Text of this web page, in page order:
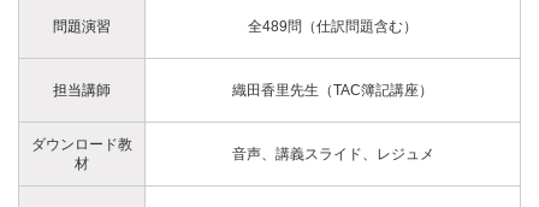
問題演習 全489問（仕訳問題含む）
担当講師 織田香里先生（TAC簿記講座）
ダウンロード教
材
音声、講義スライド、レジュメ